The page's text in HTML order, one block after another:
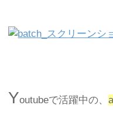
Youtubeで活躍中の、